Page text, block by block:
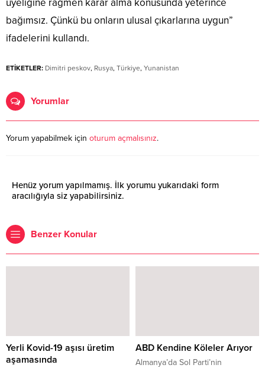
üyeliğine rağmen karar alma konusunda yeterince
bağımsız. Çünkü bu onların ulusal çıkarlarına uygun”
ifadelerini kullandı.
ETİKETLER: Dimitri peskov, Rusya, Türkiye, Yunanistan
Yorumlar
Yorum yapabilmek için oturum açmalısınız.
Henüz yorum yapılmamış. İlk yorumu yukarıdaki form
aracılığıyla siz yapabilirsiniz.
Benzer Konular
Yerli Kovid-19 aşısı üretim
aşamasında
ABD Kendine Köleler Arıyor
Almanya’da Sol Parti’nin